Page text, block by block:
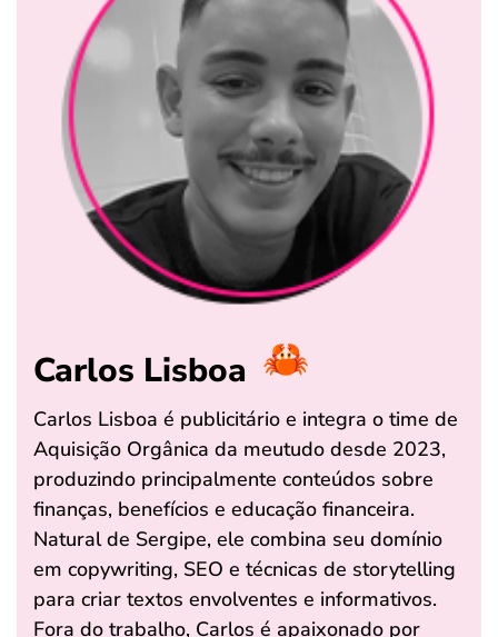
Carlos Lisboa
Carlos Lisboa é publicitário e integra o time de
Aquisição Orgânica da meutudo desde 2023,
produzindo principalmente conteúdos sobre
finanças, benefícios e educação financeira.
Natural de Sergipe, ele combina seu domínio
em copywriting, SEO e técnicas de storytelling
para criar textos envolventes e informativos.
Fora do trabalho, Carlos é apaixonado por